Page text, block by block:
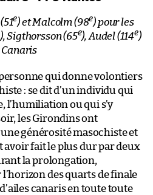
e) et Malcolm (98e) pour les
), Sigthorsson (65e), Audel (114e)
Canaris
qui donne volontiers
: se dit d’un individu qui
l’humiliation ou qui s’y
les Girondins ont
générosité masochiste et
avoir fait le plus dur par deux
la prolongation,
des quarts de finale
canaris en toute toute